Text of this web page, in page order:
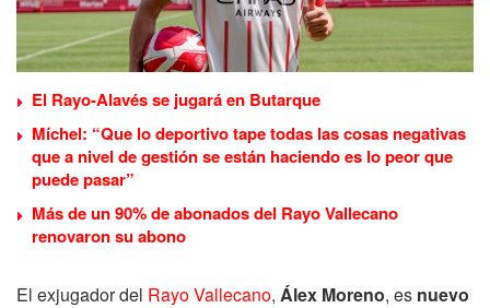
El Rayo-Alavés se jugará en Butarque
Míchel: “Que lo deportivo tape todas las cosas negativas
que a nivel de gestión se están haciendo es lo peor que
puede pasar”
Más de un 90% de abonados del Rayo Vallecano
renovaron su abono
El exjugador del Rayo Vallecano, Álex Moreno, es nuevo